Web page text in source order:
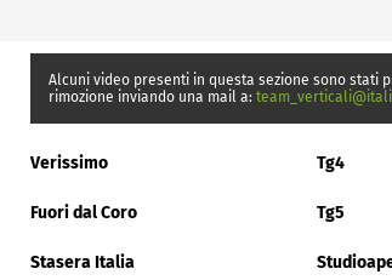
Alcuni video presenti in questa sezione sono
rimozione inviando una mail a:
Verissimo Tg4
Fuori dal Coro Tg5
Stasera Italia